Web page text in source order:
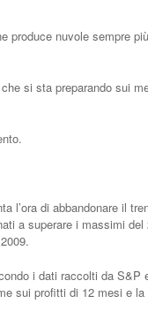
produce nuvole sempre più
si sta preparando sui
l’ora di abbandonare il
a superare i massimi
i dati raccolti da S&P
sui profitti di 12 mesi e la